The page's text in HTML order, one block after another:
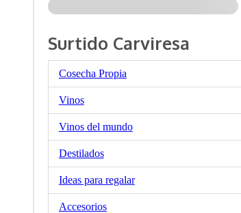
Surtido Carviresa
Cosecha Propia
Vinos
Vinos del mundo
Destilados
Ideas para regalar
Accesorios